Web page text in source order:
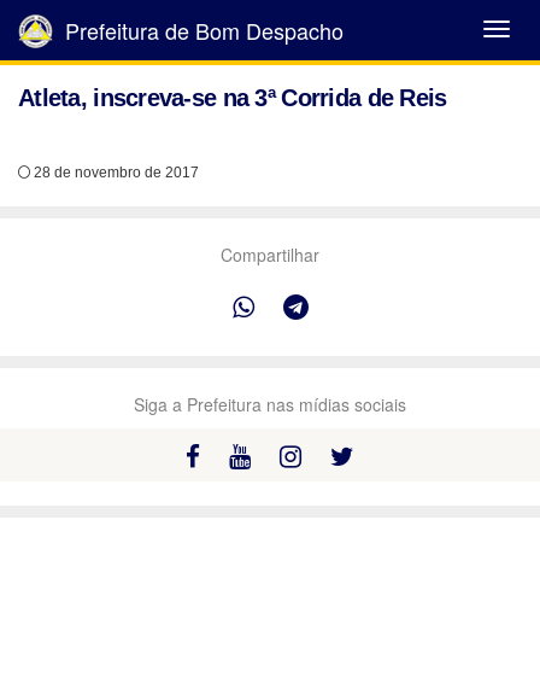
Abrir
Menu
Prefeitura de Bom Despacho
Atleta, inscreva-se na 3ª Corrida de Reis
28 de novembro de 2017
Compartilhar
Siga a Prefeitura nas mídias sociais